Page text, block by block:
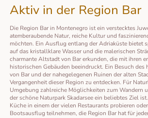
Aktiv in der Region Bar
Die Region Bar in Montenegro ist ein verstecktes
atemberaubende Natur, reiche Kultur und
möchten. Ein Ausflug entlang der Adriaküste bietet
auf das kristallklare Wasser und die malerischen
charmante Altstadt von Bar erkunden, die mit ihren
historischen Gebäuden beeindruckt. Ein Besuch des
von Bar und der nahegelegenen Ruinen der alten
Vergangenheit dieser Region zu entdecken. Für
Umgebung zahlreiche Möglichkeiten zum Wandern
der schöne Naturpark Skadarsee ein beliebtes Ziel
Küche in einem der vielen Restaurants probieren
Bootsausflug teilnehmen, die Region Bar hat für